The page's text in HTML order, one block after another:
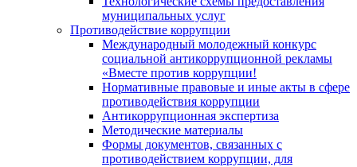
муниципальных услуг
Противодействие коррупции
Международный молодежный конкурс
социальной антикоррупционной рекламы
«Вместе против коррупции!
Нормативные правовые и иные акты в сфере
противодействия коррупции
Антикоррупционная экспертиза
Методические материалы
Формы документов, связанных с
противодействием коррупции, для